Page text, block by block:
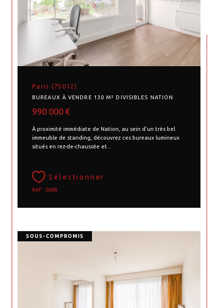
Paris (75012)
BUREAUX À VENDRE 130 M² DIVISIBLES NATION
990 000 €
À proximité immédiate de Nation, au sein d’un très bel
immeuble de standing, découvrez ces bureaux lumineux
situés en rez-de-chaussée et...
Sélectionner
Réf : 5698
SOUS-COMPROMIS